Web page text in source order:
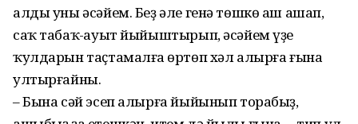
алды уны әсәйем. Беҙ әле генә төшкө аш ашап,
саҡ табаҡ-һауыт йыйыштырып, әсәйем үҙе
ҡулдарын таҫтамал­ға һөртөп хәл алырға ғына
ултыр­ғайны.
– Бына сәй эсеп алырға йыйынып торабыҙ,